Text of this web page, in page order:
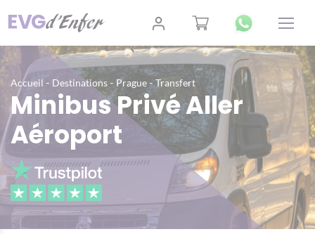
Accueil - Destinations - Prague-Transfert
Minibus Privé Aller
Aéroport